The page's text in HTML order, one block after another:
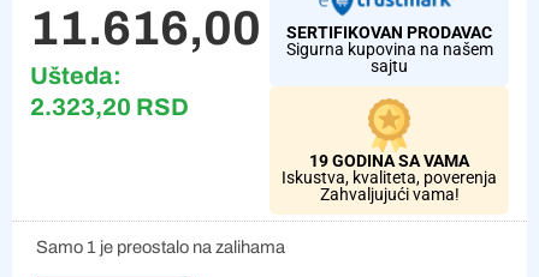
11.616,00 RSD
Ušteda:
2.323,20 RSD
SERTIFIKOVAN PRODAVAC
Sigurna kupovina na našem
sajtu
19 GODINA SA VAMA
Iskustva, kvaliteta, poverenja
Zahvaljujući vama!
Samo 1 je preostalo na zalihama